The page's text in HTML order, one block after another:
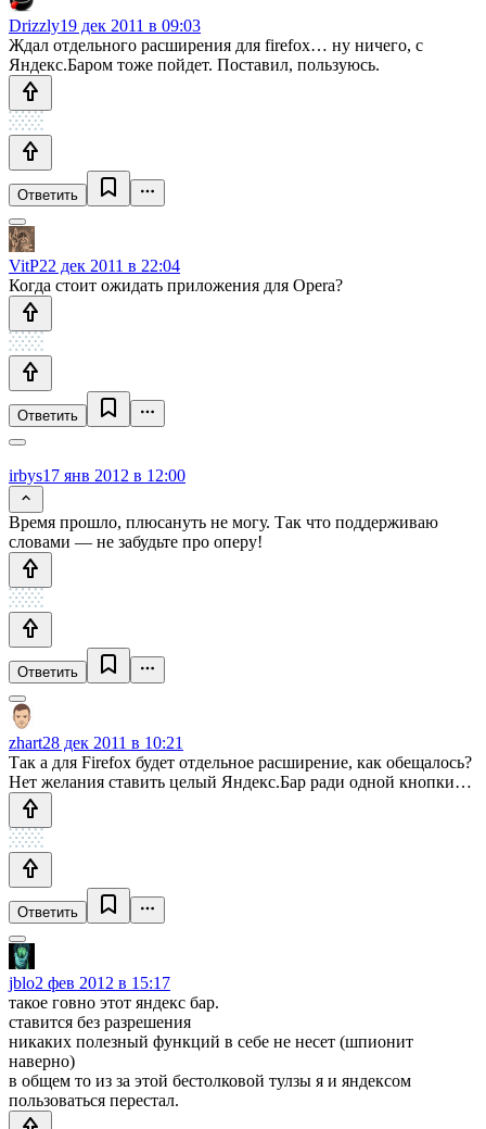
Drizzly19 дек 2011 в 09:03
Ждал отдельного расширения для firefox… ну ничего, с
Яндекс.Баром тоже пойдет. Поставил, пользуюсь.
Ответить
VitP22 дек 2011 в 22:04
Когда стоит ожидать приложения для Opera?
Ответить
irbys17 янв 2012 в 12:00
Время прошло, плюсануть не могу. Так что поддерживаю
словами — не забудьте про оперу!
Ответить
zhart28 дек 2011 в 10:21
Так а для Firefox будет отдельное расширение, как обещалось?
Нет желания ставить целый Яндекс.Бар ради одной кнопки…
Ответить
jblo2 фев 2012 в 15:17
такое говно этот яндекс бар.
ставится без разрешения
никаких полезный функций в себе не несет (шпионит
наверно)
в общем то из за этой бестолковой тулзы я и яндексом
пользоваться перестал.